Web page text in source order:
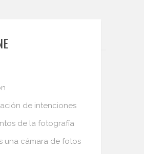
de intenciones
de la fotografía
una cámara de fotos